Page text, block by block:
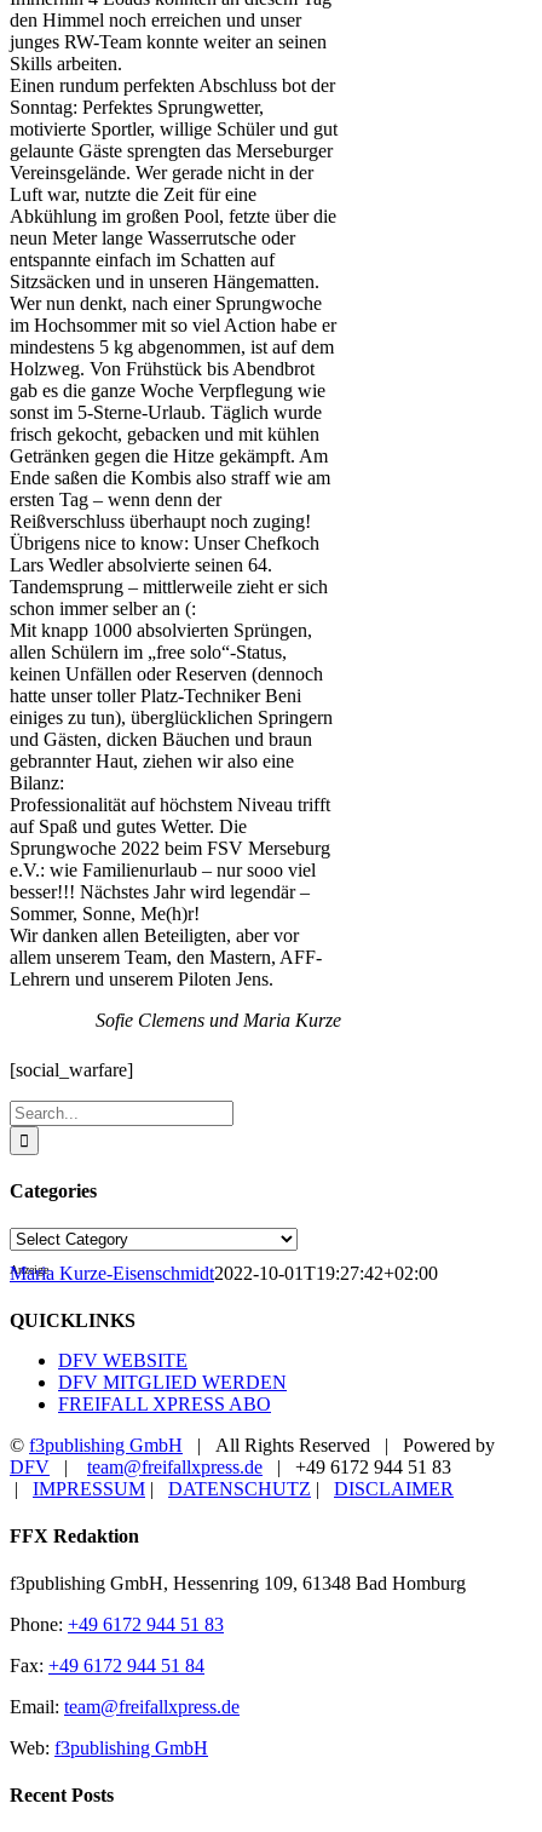
den Himmel noch erreichen und unser
junges RW-Team konnte weiter an seinen
Skills arbeiten.
Einen rundum perfekten Abschluss bot der
Sonntag: Perfektes Sprungwetter,
motivierte Sportler, willige Schüler und gut
gelaunte Gäste sprengten das Merseburger
Vereinsgelände. Wer gerade nicht in der
Luft war, nutzte die Zeit für eine
Abkühlung im großen Pool, fetzte über die
neun Meter lange Wasserrutsche oder
entspannte einfach im Schatten auf
Sitzsäcken und in unseren Hängematten.
Wer nun denkt, nach einer Sprungwoche
im Hochsommer mit so viel Action habe er
mindestens 5 kg abgenommen, ist auf dem
Holzweg. Von Frühstück bis Abendbrot
gab es die ganze Woche Verpflegung wie
sonst im 5-Sterne-Urlaub. Täglich wurde
frisch gekocht, gebacken und mit kühlen
Getränken gegen die Hitze gekämpft. Am
Ende saßen die Kombis also straff wie am
ersten Tag – wenn denn der
Reißverschluss überhaupt noch zuging!
Übrigens nice to know: Unser Chefkoch
Lars Wedler absolvierte seinen 64.
Tandemsprung – mittlerweile zieht er sich
schon immer selber an (:
Mit knapp 1000 absolvierten Sprüngen,
allen Schülern im „free solo“-Status,
keinen Unfällen oder Reserven (dennoch
hatte unser toller Platz-Techniker Beni
einiges zu tun), überglücklichen Springern
und Gästen, dicken Bäuchen und braun
gebrannter Haut, ziehen wir also eine
Bilanz:
Professionalität auf höchstem Niveau trifft
auf Spaß und gutes Wetter. Die
Sprungwoche 2022 beim FSV Merseburg
e.V.: wie Familienurlaub – nur sooo viel
besser!!! Nächstes Jahr wird legendär –
Sommer, Sonne, Me(h)r!
Wir danken allen Beteiligten, aber vor
allem unserem Team, den Mastern, AFF-
Lehrern und unserem Piloten Jens.
Sofie Clemens und Maria Kurze
[social_warfare]
Search
for:
Categories
Categories
Anzeige
Maria Kurze-Eisenschmidt2022-10-01T19:27:42+02:00
QUICKLINKS
DFV WEBSITE
DFV MITGLIED WERDEN
FREIFALL XPRESS ABO
© f3publishing GmbH | All Rights Reserved | Powered by
DFV | team@freifallxpress.de | +49 6172 944 51 83
| IMPRESSUM | DATENSCHUTZ | DISCLAIMER
Toggle
Bar
Area
FFX Redaktion
f3publishing GmbH, Hessenring 109, 61348 Bad Homburg
Phone: +49 6172 944 51 83
Fax: +49 6172 944 51 84
Email: team@freifallxpress.de
Web: f3publishing GmbH
Recent Posts